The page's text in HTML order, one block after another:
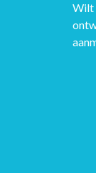
Wilt